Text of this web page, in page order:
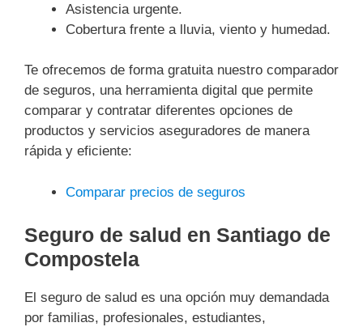
Asistencia urgente.
Cobertura frente a lluvia, viento y humedad.
Te ofrecemos de forma gratuita nuestro comparador
de seguros, una herramienta digital que permite
comparar y contratar diferentes opciones de
productos y servicios aseguradores de manera
rápida y eficiente:
Comparar precios de seguros
Seguro de salud en Santiago de
Compostela
El seguro de salud es una opción muy demandada
por familias, profesionales, estudiantes,